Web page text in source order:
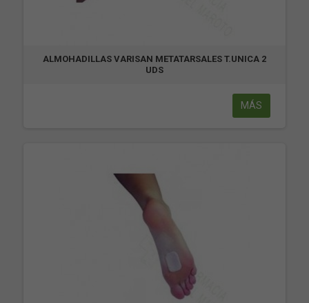
ALMOHADILLAS VARISAN METATARSALES T.UNICA 2
UDS
MÁS